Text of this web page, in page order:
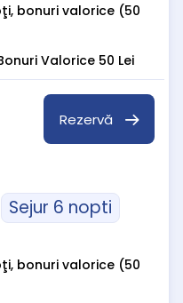
bonuri valorice (50
Valorice 50 Lei
Rezervă
Sejur 6 nopti
bonuri valorice (50